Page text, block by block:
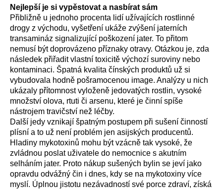
Nejlepší je si vypěstovat a nasbírat sám
Přibližně u jednoho procenta lidí užívajících rostlinné
drogy z východu, vyšetření ukáže zvýšení jaterních
transamináz signalizující poškození jater. To přitom
nemusí být doprovázeno příznaky otravy. Otázkou je, zda
následek přiřadit vlastní toxicitě výchozí suroviny nebo
kontaminaci. Špatná kvalita čínských produktů už si
vybudovala hodně pošramocenou image. Analýzy u nich
ukázaly přítomnost vyloženě jedovatých rostlin, vysoké
množství olova, rtuti či arsenu, které je činní spíše
nástrojem travičství než léčby.
Další jedy vznikají špatným postupem při sušení činností
plísní a to už není problém jen asijských producentů.
Hladiny mykotoxinů mohu být vzácně tak vysoké, že
zvládnou poslat uživatele do nemocnice s akutním
selháním jater. Proto nákup sušených bylin se jeví jako
opravdu odvážný čin i dnes, kdy se na mykotoxiny více
myslí. Úplnou jistotu nezávadností své porce zdraví, získá